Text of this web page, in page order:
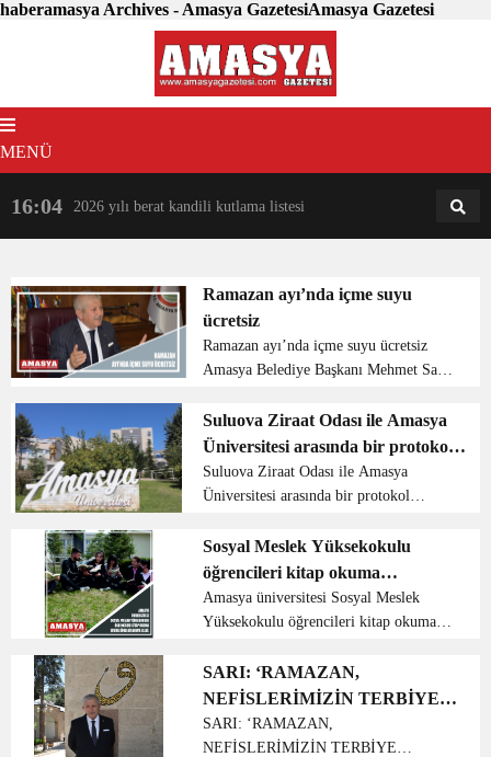
haberamasya Archives - Amasya GazetesiAmasya Gazetesi
MENÜ
16:04 2026 yılı berat kandili kutlama listesi 18:31
Ramazan ayı’nda içme suyu
ücretsiz
Ramazan ayı’nda içme suyu ücretsiz
Amasya Belediye Başkanı Mehmet Sarı
olacağı müjdesini verdi. BELEDİYE
RAMAZAN AYI BOYUNCA ŞEBEKE
SUYUNDAN ÜCRET ALMIYACAK
Beledi...
Suluova Ziraat Odası ile Amasya
Üniversitesi arasında bir protokol
imzalandı.
Suluova Ziraat Odası ile Amasya
Üniversitesi arasında bir protokol
Suluova Ziraat Odası arasında araştırma
faaliyetlerinde bulunmak amacıyla
protokol imzalandı. Rektö...
Sosyal Meslek Yüksekokulu
öğrencileri kitap okuma
etkinliğinde bir araya geldi
Amasya üniversitesi Sosyal Meslek
Yüksekokulu öğrencileri kitap okuma
Müdür Yardımcısı Öğr. Gör. Erol
Dönek’in koordinatörlüğünde olan
Pazarlama ve Reklamcılık...
SARI: ‘RAMAZAN,
NEFİSLERİMİZİN TERBİYE
EDİLDİĞİ AYDIR”
SARI: ‘RAMAZAN,
NEFİSLERİMİZİN TERBİYE